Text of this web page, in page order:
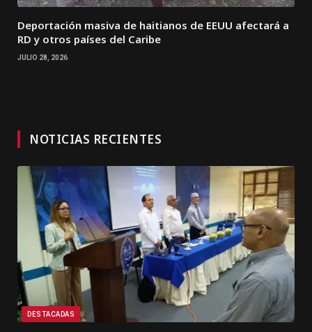
Deportación masiva de haitianos de EEUU afectará a
RD y otros países del Caribe
JULIO 28, 2026
NOTICIAS RECIENTES
DESTACADAS